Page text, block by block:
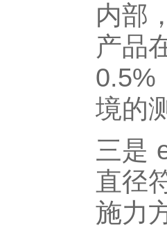
内部
产品
0.5%
境的
三是
直径
施力